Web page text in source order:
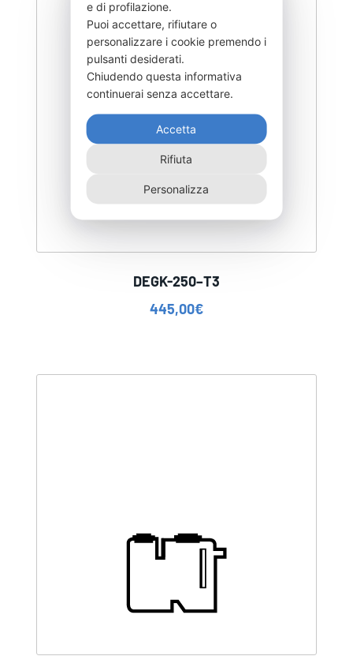
DEGK-250–T3
445,00€
e di profilazione.
Puoi accettare, rifiutare o
personalizzare i cookie premendo i
pulsanti desiderati.
Chiudendo questa informativa
continuerai senza accettare.
Accetta
Rifiuta
Personalizza